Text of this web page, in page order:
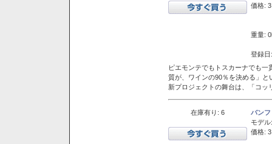
価格:
重量:
登録
ピエモンテでもトスカーナでも
質が、ワインの90％を決める」
新プロジェクトの舞台は、「コ
在庫有り: 6
バン
モデル:
価格: